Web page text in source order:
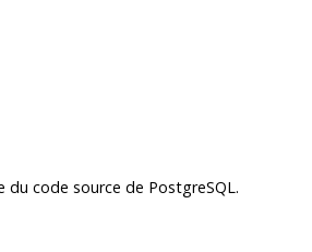
du code source de PostgreSQL.